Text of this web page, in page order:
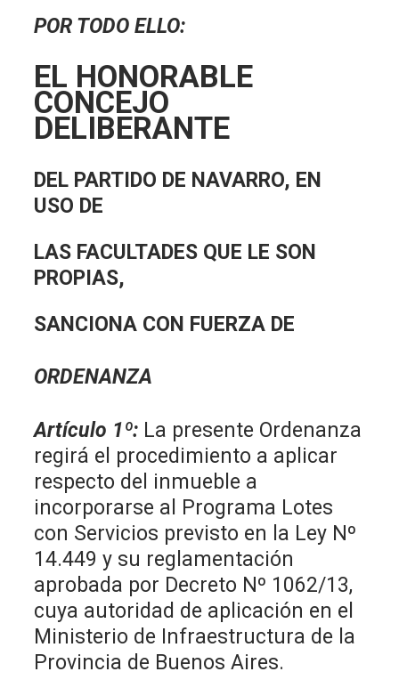
POR TODO ELLO:
EL HONORABLE
CONCEJO
DELIBERANTE
DEL PARTIDO DE NAVARRO, EN
USO DE
LAS FACULTADES QUE LE SON
PROPIAS,
SANCIONA CON FUERZA DE
ORDENANZA
Artículo 1º: La presente Ordenanza
regirá el procedimiento a aplicar
respecto del inmueble a
incorporarse al Programa Lotes
con Servicios previsto en la Ley Nº
14.449 y su reglamentación
aprobada por Decreto Nº 1062/13,
cuya autoridad de aplicación en el
Ministerio de Infraestructura de la
Provincia de Buenos Aires.